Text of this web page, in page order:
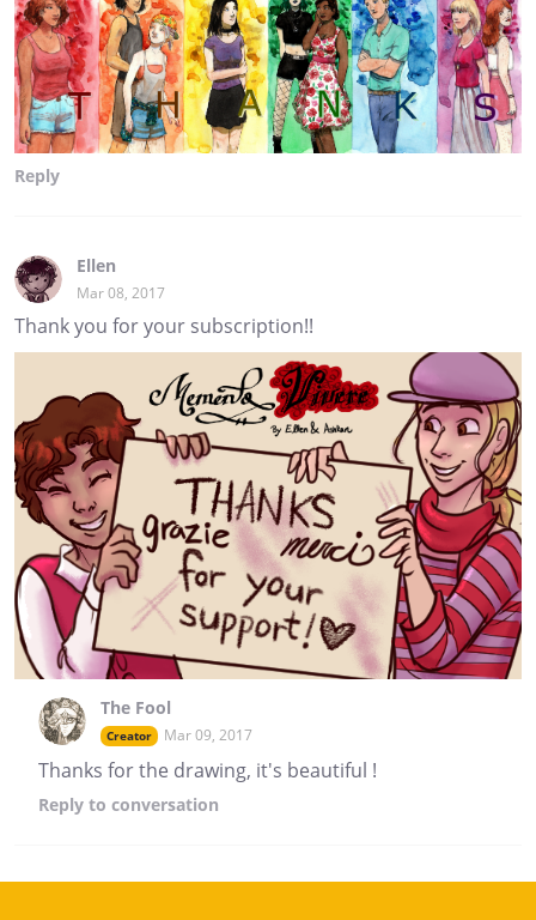
Reply
Ellen
Mar 08, 2017
Thank you for your subscription!!
The Fool
Creator Mar 09, 2017
Thanks for the drawing, it's beautiful !
Reply to conversation